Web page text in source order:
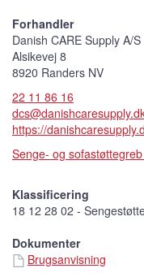
Forhandler
Danish CARE Supply A/S
Alsikevej 8
8920 Randers NV
22 11 86 16
https://
Senge- og
Klassificering
18 12 28 02 -
Dokumenter
Brugsanvisning